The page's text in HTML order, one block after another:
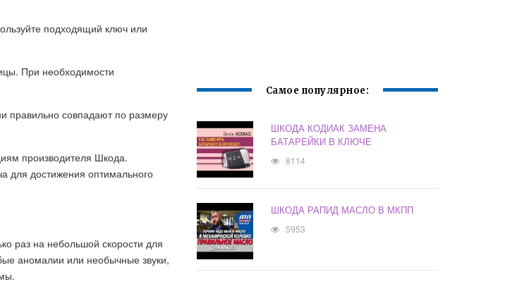
подходящий ключ или
При необходимости
правильно совпадают по размеру
производителя Шкода.
для достижения оптимального
раз на небольшой скорости для
аномалии или необычные звуки,
Самое популярное:
ШКОДА КОДИАК ЗАМЕНА
БАТАРЕЙКИ В КЛЮЧЕ
8114
ШКОДА РАПИД МАСЛО В МКПП
5953